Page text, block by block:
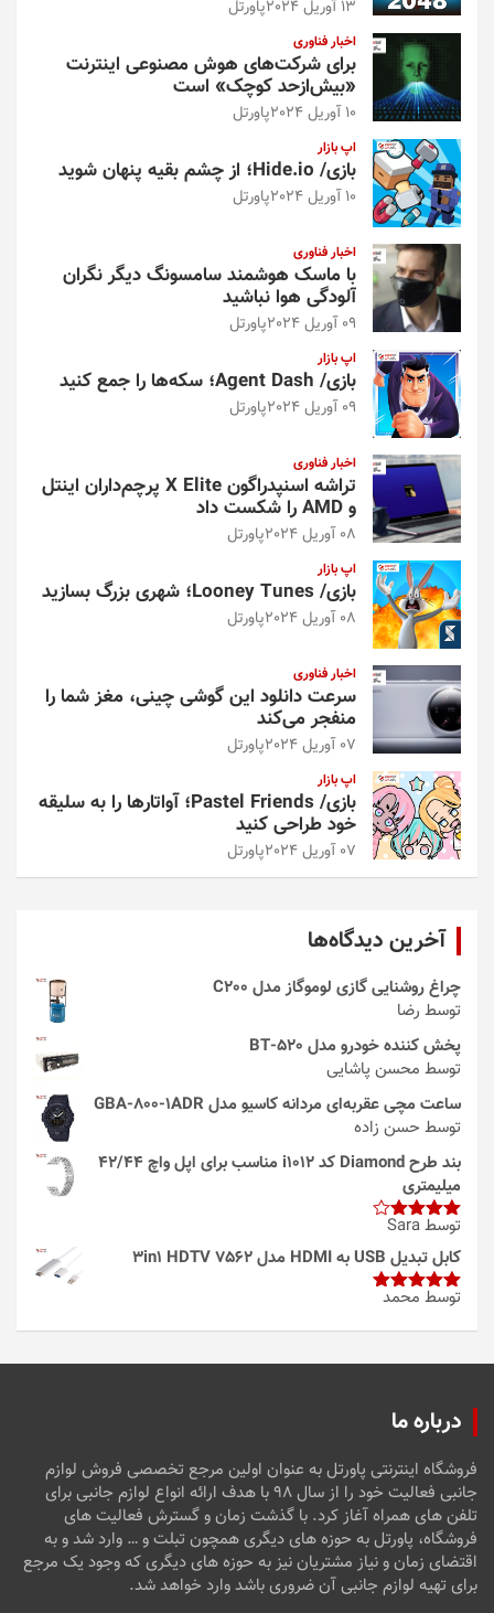
13 آوریل 2024 پاورتل
اخبار فناوری
برای شرکت‌های هوش مصنوعی اینترنت
«بیش‌از‌حد کوچک» است
10 آوریل 2024 پاورتل
اپ بازار
بازی/ Hide.io؛ از چشم بقیه پنهان شوید
10 آوریل 2024 پاورتل
اخبار فناوری
با ماسک هوشمند سامسونگ دیگر نگران
آلودگی هوا نباشید
09 آوریل 2024 پاورتل
اپ بازار
بازی/ Agent Dash؛ سکه‌ها را جمع کنید
09 آوریل 2024 پاورتل
اخبار فناوری
تراشه اسنپدراگون X Elite پرچم‌داران اینتل
و AMD را شکست داد
08 آوریل 2024 پاورتل
اپ بازار
بازی/ Looney Tunes؛ شهری بزرگ بسازید
08 آوریل 2024 پاورتل
اخبار فناوری
سرعت دانلود این گوشی چینی، مغز شما را
منفجر می‌کند
07 آوریل 2024 پاورتل
اپ بازار
بازی/ Pastel Friends؛ آواتارها را به سلیقه
خود طراحی کنید
07 آوریل 2024 پاورتل
آخرین دیدگاه‌ها
چراغ روشنایی گازی لوموگاز مدل C200
توسط رضا
پخش کننده خودرو مدل 520-BT
توسط محسن پاشایی
ساعت مچی عقربه‌ای مردانه کاسیو مدل GBA-800-1ADR
توسط حسن زاده
بند طرح Diamond کد i1012 مناسب برای اپل واچ 42/44
میلیمتری
امتیاز4
از 5
توسط Sara
کابل تبدیل USB به HDMI مدل 3in1 HDTV 7562
امتیاز5از
توسط محمد
درباره ما
فروشگاه اینترنتی پاورتل به عنوان اولین مرجع تخصصی فروش لوازم
جانبی فعالیت خود را از سال ۹۸ با هدف ارائه انواع لوازم جانبی برای
تلفن های همراه آغاز کرد. با گذشت زمان و گسترش فعالیت های
فروشگاه، پاورتل به حوزه های دیگری همچون تبلت و … وارد شد و به
اقتضای زمان و نیاز مشتریان نیز به حوزه های دیگری که وجود یک مرجع
برای تهیه لوازم جانبی آن ضروری باشد وارد خواهد شد.